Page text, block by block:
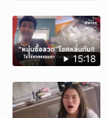
15:18